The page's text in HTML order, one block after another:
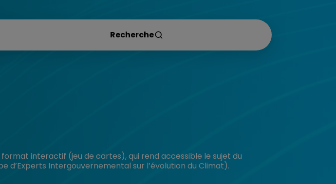
interactif (jeu de cartes), qui rend accessible le sujet du
d’Experts Intergouvernemental sur l’évolution du Climat).